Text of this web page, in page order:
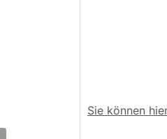
Sie können